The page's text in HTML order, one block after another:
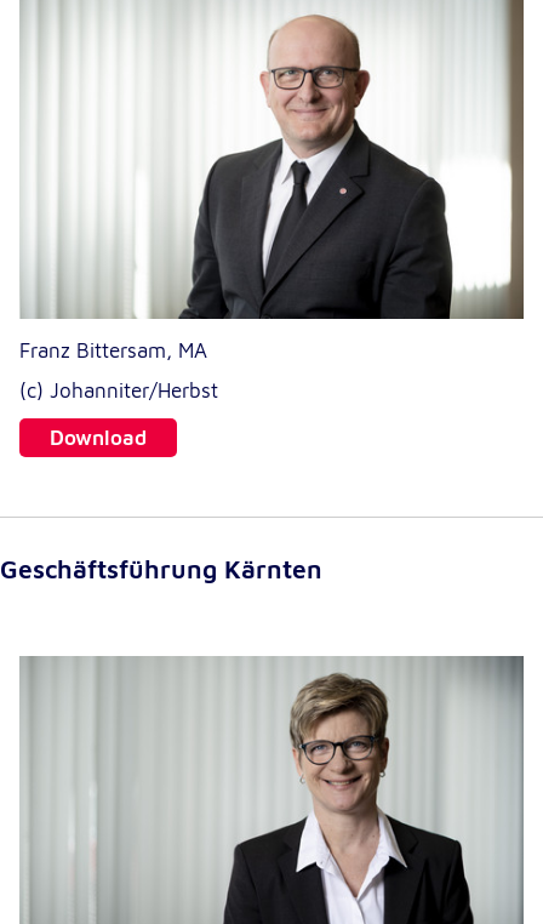
Franz Bittersam, MA
(c) Johanniter/Herbst
Download
Geschäftsführung Kärnten
Einbinden von interaktiven Google Karten